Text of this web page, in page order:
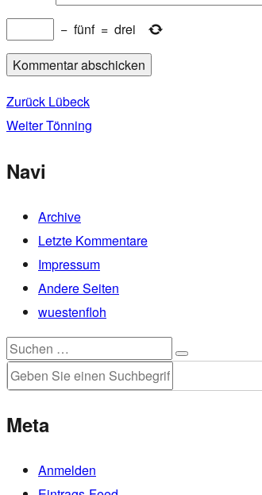
− fünf = drei
Beitragsnavigation
Zurück Vorheriger
Beitrag:
Lübeck
WeiterNächster
Tönning
Navi
Archive
Letzte Kommentare
Impressum
Andere Seiten
wuestenfloh
Suchen
nach:
Suchen
Meta
Anmelden